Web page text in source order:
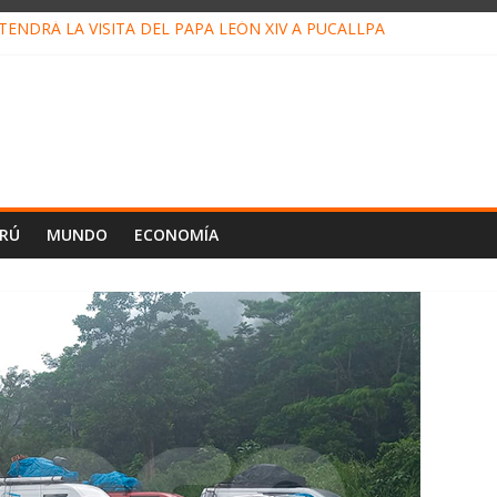
LA VISITA DEL PAPA LEÓN XIV A PUCALLPA
MUNDO ECONOMÍA